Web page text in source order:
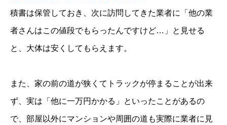
積書は保管しておき、次に訪問してきた業者に「他の業
者さんはこの値段でもらったんですけど…」と見せる
と、大体は安くしてもらえます。
また、家の前の道が狭くてトラックが停まることが出来
ず、実は「他に一万円かかる」といったことがあるの
で、部屋以外にマンションや周囲の道も実際に業者に見